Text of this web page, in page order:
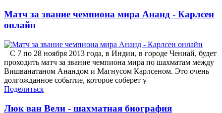
Матч за звание чемпиона мира Ананд - Карлсен
онлайн
С 7 по 28 ноября 2013 года, в Индии, в городе Ченнай, будет
проходить матч за звание чемпиона мира по шахматам между
Вишванатаном Анандом и Магнусом Карлсеном. Это очень
долгожданное событие, которое соберет у
Поделиться
Люк ван Вели - шахматная биография